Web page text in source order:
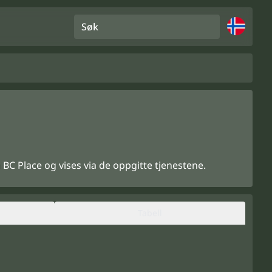
Søk
Place og vises via de oppgitte tjenestene.